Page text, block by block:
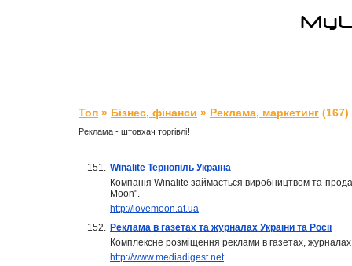
Топ » Бізнес, фінанси » Реклама, маркетинг (167)
Реклама - штовхач торгівлі!
151. Winalite Тернопіль Україна
Компанія Winalite займається виробництвом та
Moon".
http://lovemoon.at.ua
152. Реклама в газетах та журналах України та Росії
Комплексне розміщення реклами в газетах,
http://www.mediadigest.net